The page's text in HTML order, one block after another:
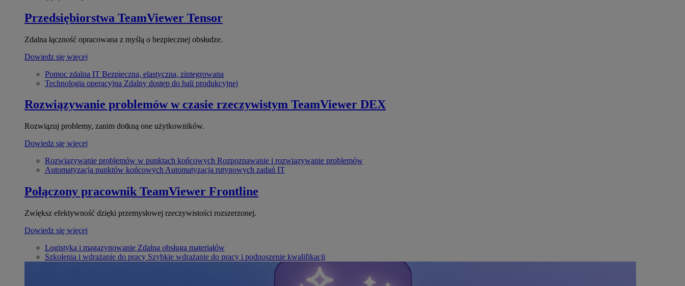
Przedsiębiorstwa TeamViewer Tensor
Zdalna łączność opracowana z myślą o bezpiecznej obsłudze.
Dowiedz się więcej
Pomoc zdalna IT Bezpieczna, elastyczna, zintegrowana
Technologia operacyjna Zdalny dostęp do hali produkcyjnej
Rozwiązywanie problemów w czasie rzeczywistym TeamViewer DEX
Rozwiązuj problemy, zanim dotkną one użytkowników.
Dowiedz się więcej
Rozwiązywanie problemów w punktach końcowych Rozpoznawanie i rozwiązywanie problemów
Automatyzacja punktów końcowych Automatyzacja rutynowych zadań IT
Połączony pracownik TeamViewer Frontline
Zwiększ efektywność dzięki przemysłowej rzeczywistości rozszerzonej.
Dowiedz się więcej
Logistyka i magazynowanie Zdalna obsługa materiałów
Szkolenia i wdrażanie do pracy Szybkie wdrażanie do pracy i podnoszenie kwalifikacji